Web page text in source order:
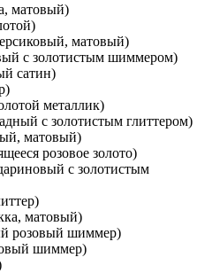
матовый)
матовый)
с золотистым шиммером)
сатин)
металлик)
с золотистым глиттером)
матовый)
розовое золото)
с золотистым
матовый)
розовый шиммер)
шиммер)